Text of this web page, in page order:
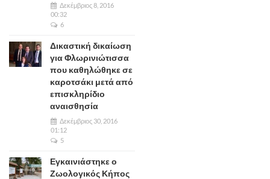
Δεκέμβριος 8, 2016
00:32
6
Δικαστική δικαίωση
για Φλωρινιώτισσα
που καθηλώθηκε σε
καροτσάκι μετά από
επισκληρίδιο
αναισθησία
Δεκέμβριος 30, 2016
01:12
5
Εγκαινιάστηκε ο
Ζωολογικός Κήπος